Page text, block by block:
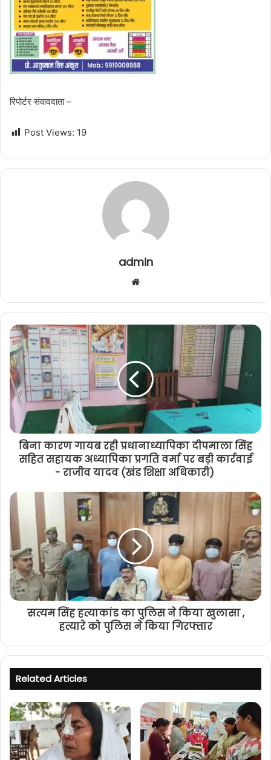
रिपोर्टर संवाददाता –
Post Views: 19
admin
b
s
e
बिना कारण गायब रही प्रधानाध्यापिका दीपमाला सिंह
सहित सहायक अध्यापिका प्रगति वर्मा पर बड़ी कार्रवाई
- राजीव यादव (खंड शिक्षा अधिकारी)
सत्यम सिंह हत्याकांड का पुलिस ने किया खुलासा ,
हत्यारे को पुलिस ने किया गिरफ्तार
Related Articles